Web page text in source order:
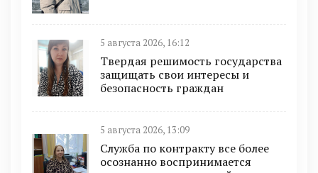
5 августа 2026, 16:12
Твердая решимость государства
защищать свои интересы и
безопасность граждан
5 августа 2026, 13:09
Служба по контракту все более
осознанно воспринимается